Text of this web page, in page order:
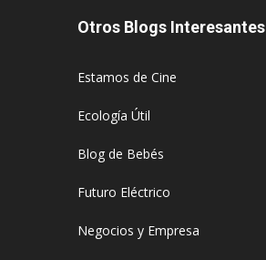
Otros Blogs Interesantes
Estamos de Cine
Ecología Útil
Blog de Bebés
Futuro Eléctrico
Negocios y Empresa